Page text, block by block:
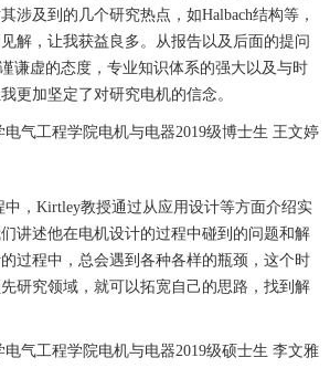
涉及到的几个研究热点，如Halbach结构等，
解，让我获益良多。从报告以及后面的提问
谦虚的态度，专业知识体系的强大以及与时
更加坚定了对研究电机的信念。
气工程学院电机与电器2019级博士生 王文婷
中，Kirtley教授通过从应用设计等方面介绍实
讲述他在电机设计的过程中碰到的问题和解
过程中，总会遇到各种各样的瓶颈，这个时
研究领域，就可以拓宽自己的思路，找到解
气工程学院电机与电器2019级硕士生 李文雅